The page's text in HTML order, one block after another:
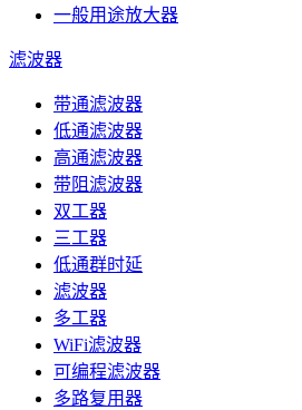
一般用途放大器
滤波器
带通滤波器
低通滤波器
高通滤波器
带阻滤波器
双工器
三工器
低通群时延
滤波器
多工器
WiFi滤波器
可编程滤波器
多路复用器